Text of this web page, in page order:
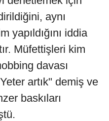
aynı
yapıldığını iddia
Müfettişleri kim
davası
artık" demiş ve
baskıları